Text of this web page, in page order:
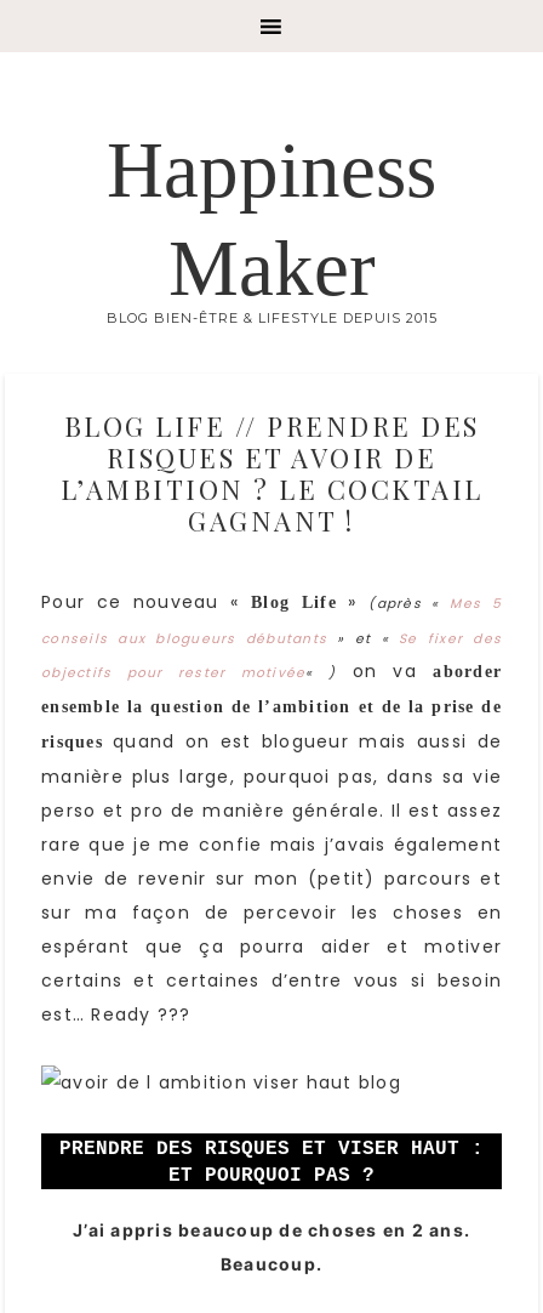
Happiness
Maker
BLOG BIEN-ÊTRE & LIFESTYLE DEPUIS 2015
BLOG LIFE // PRENDRE DES
RISQUES ET AVOIR DE
L’AMBITION ? LE COCKTAIL
GAGNANT !
Pour ce nouveau «Blog Life » (après « Mes 5
conseils aux blogueurs débutants » et « Se fixer des
objectifs pour rester motivée« ) on vaaborder
ensemble la question de l’ambition et de la prise de
risquesquand on est blogueur mais aussi de
manière plus large, pourquoi pas, dans sa vie
perso et pro de manière générale. Il est assez
rare que je me confie mais j’avais également
envie de revenir sur mon (petit) parcours et
sur ma façon de percevoir les choses en
espérant que ça pourra aider et motiver
certains et certaines d’entre vous si besoin
est… Ready ???
PRENDRE DES RISQUES ET VISER HAUT :
ET POURQUOI PAS ?
J’ai appris beaucoup de choses en 2 ans.
Beaucoup.